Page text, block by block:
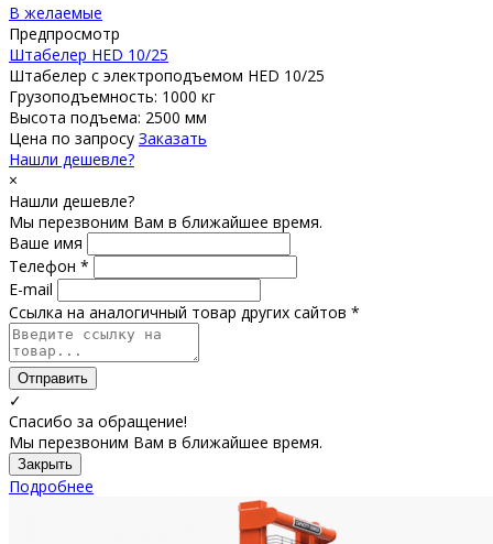
В желаемые
Предпросмотр
Штабелер HED 10/25
Штабелер с электроподъемом HED 10/25
Грузоподъемность: 1000 кг
Высота подъема: 2500 мм
Цена по запросу Заказать
Нашли дешевле?
×
Нашли дешевле?
Мы перезвоним Вам в ближайшее время.
Ваше имя
Телефон *
E-mail
Ссылка на аналогичный товар других сайтов *
Отправить
✓
Спасибо за обращение!
Мы перезвоним Вам в ближайшее время.
Закрыть
Подробнее